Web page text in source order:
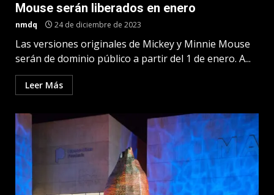
Mouse serán liberados en enero
nmdq 24 de diciembre de 2023
Las versiones originales de Mickey y Minnie Mouse
serán de dominio público a partir del 1 de enero. A...
Leer Más